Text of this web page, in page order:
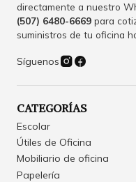
directamente a nuestro
(507) 6480-6669 para
suministros de tu oficina
Síguenos
CATEGORÍAS
Escolar
Útiles de Oficina
Mobiliario de oficina
Papelería